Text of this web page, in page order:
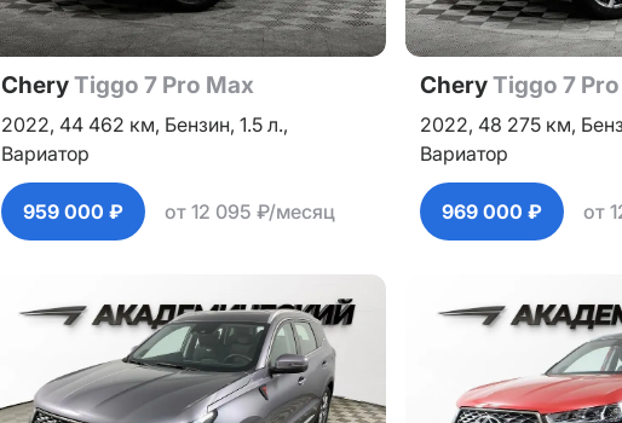
CheryTiggo 7 Pro Max
2022, 44 462 км, Бензин, 1.5 л.,
Вариатор
959 000 ₽ от 12 095 ₽/месяц
CheryTiggo 7
2022, 48 275 км,
Вариатор
969 000 ₽ от